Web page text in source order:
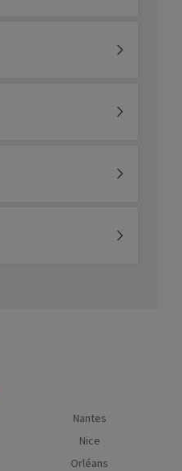
Nantes
Nice
Orléans